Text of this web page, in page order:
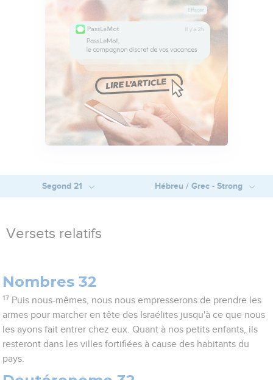
Segond 21 Hébreu / Grec - Strong
Versets relatifs
Nombres 32
17 Puis nous-mêmes, nous nous empresserons de prendre les
armes pour marcher en tête des Israélites jusqu'à ce que nous
les ayons fait entrer chez eux. Quant à nos petits enfants, ils
resteront dans les villes fortifiées à cause des habitants du
pays.